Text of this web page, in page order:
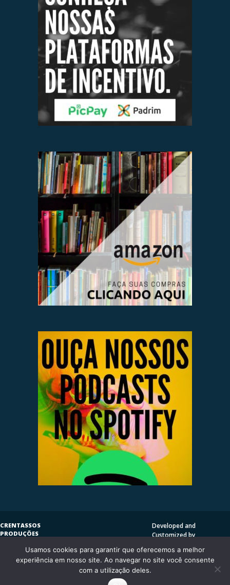
CRENTASSOS
PRODUÇÕES
COPYLEFT©2009
CRENTASSOS
CURITIBA/PR - BRASIL
Developed and
Customized by
DESIGN
UsingVantage Theme
Usamos cookies para garantir que oferecemos a melhor
experiência em nosso site. Ao navegar no site você consente
com a utilização deles.